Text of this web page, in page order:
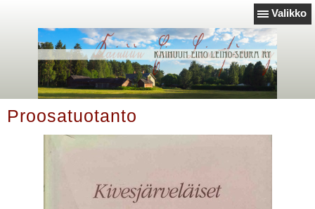
Valikko
Proosatuotanto